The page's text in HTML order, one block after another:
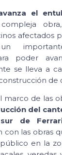
el
afectados
poder
se lleva a
de
marco de las
del
de
las obras
en la